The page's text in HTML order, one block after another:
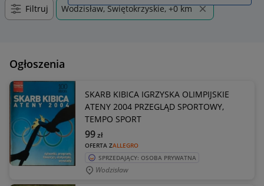
Filtruj Wodzisław, Świętokrzyskie, +0 km
Ogłoszenia
SKARB KIBICA IGRZYSKA OLIMPIJSKIE
ATENY 2004 PRZEGLĄD SPORTOWY,
TEMPO SPORT
OFERTA ZALLEGRO
99zł
SPRZEDAJĄCY: OSOBA PRYWATNA
Wodzisław